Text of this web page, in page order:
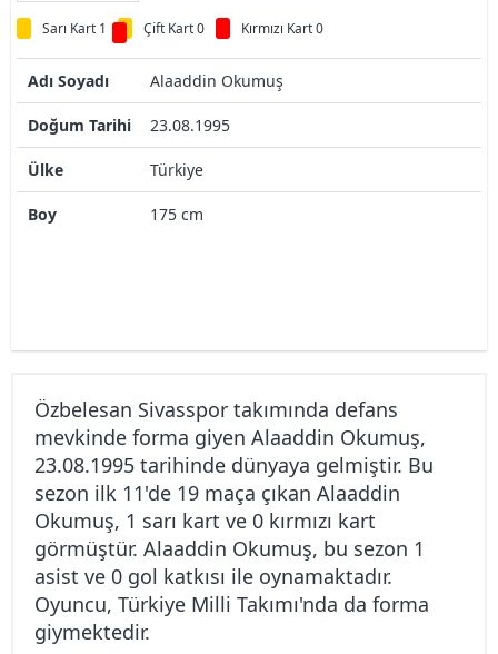
Sarı Kart 1 Çift Kart 0 Kırmızı Kart 0
Adı Soyadı Alaaddin Okumuş
Doğum Tarihi 23.08.1995
Ülke Türkiye
Boy 175 cm
Özbelesan Sivasspor takımında defans
mevkinde forma giyen Alaaddin Okumuş,
23.08.1995 tarihinde dünyaya gelmiştir. Bu
sezon ilk 11'de 19 maça çıkan Alaaddin
Okumuş, 1 sarı kart ve 0 kırmızı kart
görmüştür. Alaaddin Okumuş, bu sezon 1
asist ve 0 gol katkısı ile oynamaktadır.
Oyuncu, Türkiye Milli Takımı'nda da forma
giymektedir.